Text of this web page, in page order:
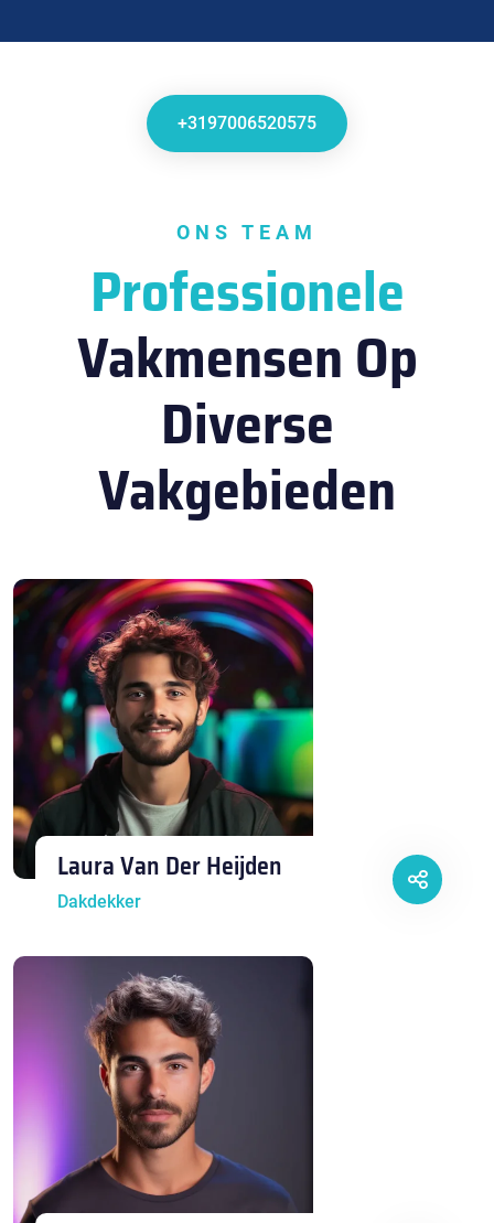
+3197006520575
ONS TEAM
Professionele
Vakmensen Op
Diverse
Vakgebieden
Laura Van Der Heijden
Dakdekker